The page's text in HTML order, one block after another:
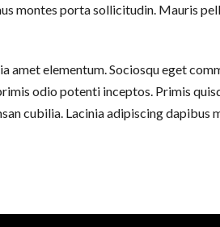
montes porta sollicitudin. Mauris
amet elementum. Sociosqu eget
odio potenti inceptos. Primis
cubilia. Lacinia adipiscing dapibus